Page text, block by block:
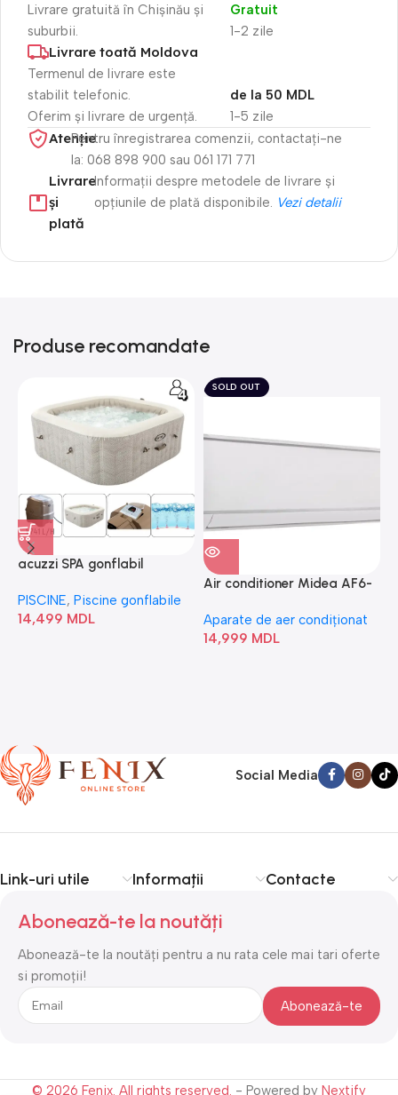
Livrare gratuită în Chișinău și
suburbii.
1-2 zile
Gratuit
Livrare toată Moldova
Termenul de livrare este
stabilit telefonic.
Oferim și livrare de urgență.
1-5 zile
de la 50 MDL
Atenție​Pentru înregistrarea comenzii, contactați-ne
la: 068 898 900 sau 061 171 771
Livrare
și
plată
Informații despre metodele de livrare și
opțiunile de plată disponibile. Vezi detalii
Produse recomandate
acuzzi SPA gonflabil
Bubble” 28446
PISCINE, Piscine gonflabile
14,499 MDL
SOLD OUT
Air conditioner Midea AF6-
Aparate de aer condiționat
14,999 MDL
Social Media
Link-uri utile Informații Contacte
Abonează-te la noutăți
Abonează-te la noutăți pentru a nu rata cele mai tari oferte
si promoții!
© 2026 Fenix. All rights reserved. - Powered by Nextify